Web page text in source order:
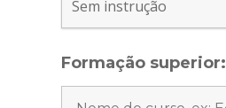
Formação superior: